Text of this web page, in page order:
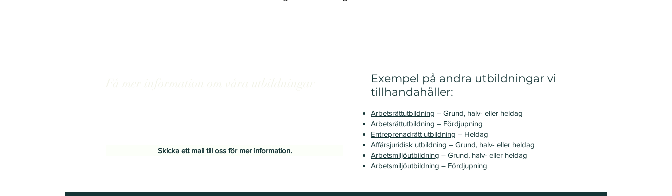
Skicka ett mail till oss för mer information.
Exempel på andra utbildningar vi
tillhandahåller:
Arbetsrättutbildning – Grund, halv- eller heldag
Arbetsrättutbildning – Fördjupning
Entreprenadrätt utbildning – Heldag
Affärsjuridisk utbildning – Grund, halv- eller heldag
Arbetsmiljöutbildning – Grund, halv- eller heldag
Arbetsmiljöutbildning – Fördjupning